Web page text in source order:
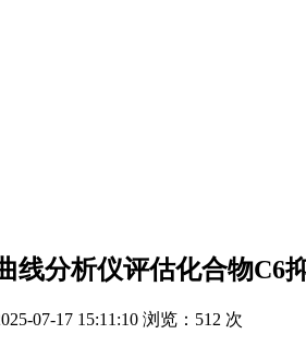
线分析仪评估化合物C6
07-17 15:11:10 浏览： 512 次